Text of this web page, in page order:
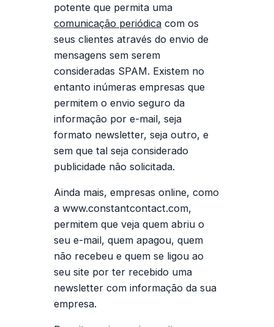
potente que permita uma
comunicação periódica com os
seus clientes através do envio de
mensagens sem serem
consideradas SPAM. Existem no
entanto inúmeras empresas que
permitem o envio seguro da
informação por e-mail, seja
formato newsletter, seja outro, e
sem que tal seja considerado
publicidade não solicitada.
Ainda mais, empresas online, como
a www.constantcontact.com,
permitem que veja quem abriu o
seu e-mail, quem apagou, quem
não recebeu e quem se ligou ao
seu site por ter recebido uma
newsletter com informação da sua
empresa.